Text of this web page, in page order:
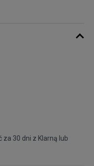
za 30 dni z Klarną lub